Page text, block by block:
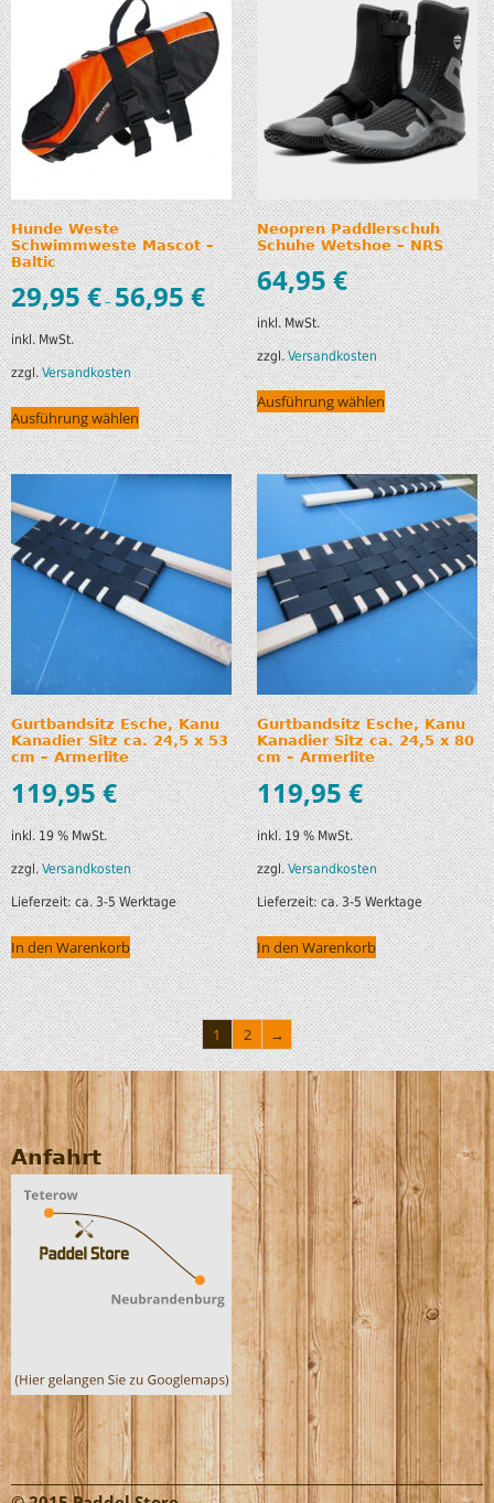
Hunde Weste
Schwimmweste Mascot –
Baltic
29,95€–56,95€
inkl. MwSt.
zzgl.Versandkosten
Ausführung wählen
Neopren Paddlerschuh
Schuhe Wetshoe – NRS
64,95€
inkl. MwSt.
zzgl.Versandkosten
Ausführung wählen
Gurtbandsitz Esche, Kanu
Kanadier Sitz ca. 24,5 x 53
cm – Armerlite
119,95€
inkl. 19 % MwSt.
zzgl.Versandkosten
Lieferzeit:ca. 3-5 Werktage
In den Warenkorb
Gurtbandsitz Esche, Kanu
Kanadier Sitz ca. 24,5 x 80
cm – Armerlite
119,95€
inkl. 19 % MwSt.
zzgl.Versandkosten
Lieferzeit:ca. 3-5 Werktage
In den Warenkorb
1 2 →
Anfahrt